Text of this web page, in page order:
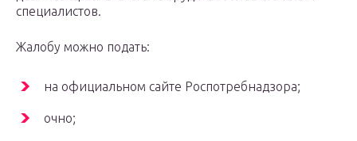
специалистов.
Жалобу можно подать:
на официальном сайте Роспотребнадзора;
очно;